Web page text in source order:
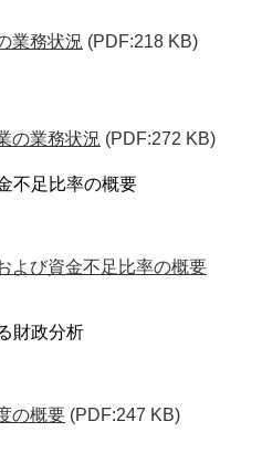
業務状況 (PDF:218 KB)
の業務状況 (PDF:272 KB)
不足比率の概要
よび資金不足比率の概要
財政分析
の概要 (PDF:247 KB)